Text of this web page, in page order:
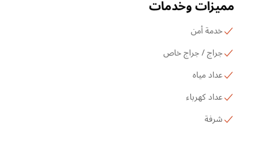
مميزات وخدمات
خدمة أمن
جراج / جراج خاص
عداد مياه
عداد كهرباء
شرفة